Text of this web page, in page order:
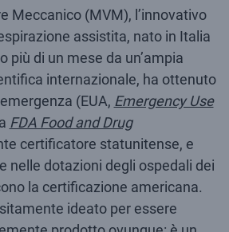
Meccanico (MVM), l’innovativo
assistita, nato in Italia
più di un mese da un’ampia
internazionale, ha ottenuto
(EUA, Emergency Use
FDA Food and Drug
certificatore statunitense, e
nelle dotazioni degli ospedali dei
la certificazione americana.
ideato per essere